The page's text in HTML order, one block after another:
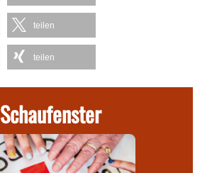
teilen
teilen
Schaufenster